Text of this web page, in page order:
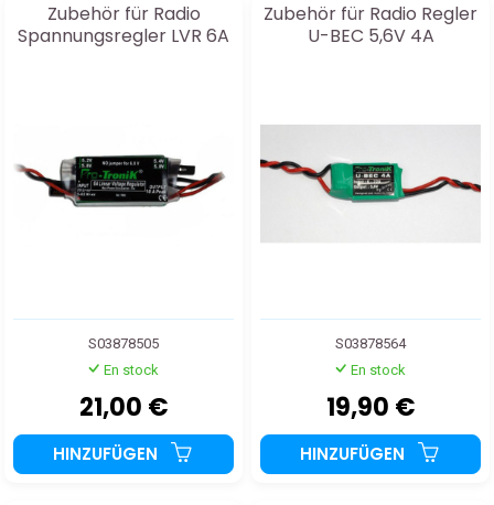
Zubehör für Radio
Spannungsregler LVR 6A
S03878505
En stock
21,00 €
HINZUFÜGEN
Zubehör für Radio Regler
U-BEC 5,6V 4A
S03878564
En stock
19,90 €
HINZUFÜGEN